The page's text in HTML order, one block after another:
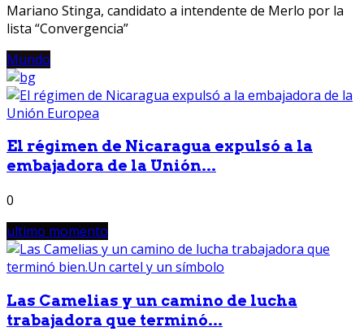
Mariano Stinga, candidato a intendente de Merlo por la
lista “Convergencia”
Mundo
El régimen de Nicaragua expulsó a la
embajadora de la Unión...
0
ultimo momento
Las Camelias y un camino de lucha
trabajadora que terminó...